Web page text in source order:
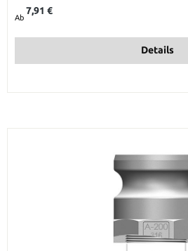
Ab
7,91 €
Details